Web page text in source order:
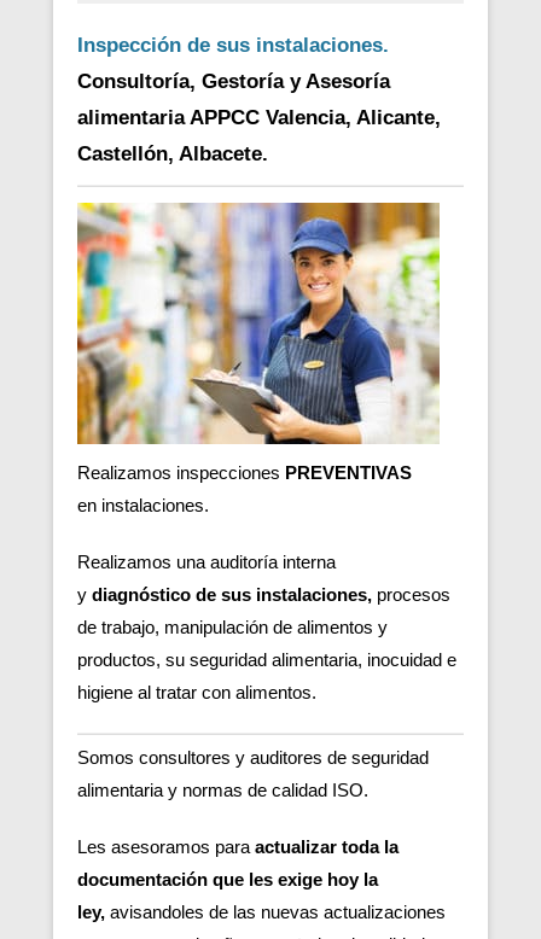
Inspección de sus instalaciones.
Consultoría, Gestoría y Asesoría
alimentaria APPCC Valencia, Alicante,
Castellón, Albacete.
Realizamos inspecciones PREVENTIVAS
en instalaciones.
Realizamos una auditoría interna
y diagnóstico de sus instalaciones, procesos
de trabajo, manipulación de alimentos y
productos, su seguridad alimentaria, inocuidad e
higiene al tratar con alimentos.
Somos consultores y auditores de seguridad
alimentaria y normas de calidad ISO.
Les asesoramos para actualizar toda la
documentación que les exige hoy la
ley, avisandoles de las nuevas actualizaciones